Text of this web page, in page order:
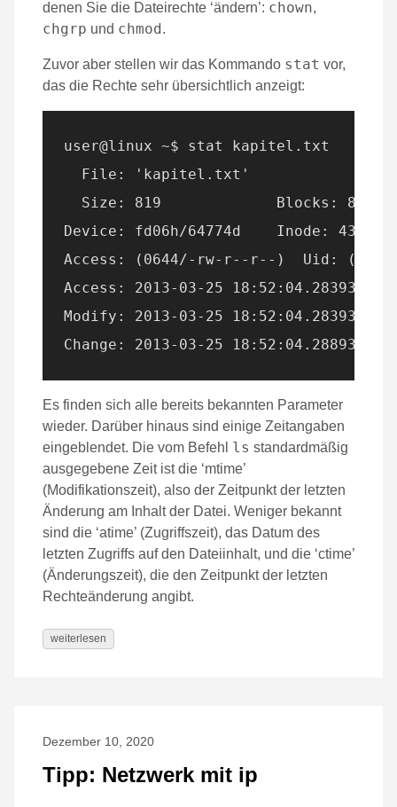
denen Sie die Dateirechte ‘ändern’: chown,
chgrp und chmod.
Zuvor aber stellen wir das Kommando stat vor,
das die Rechte sehr übersichtlich anzeigt:
user@linux ~$ stat kapitel.txt
  File: 'kapitel.txt'
  Size: 819       	Blocks: 8          IO Block: 4096   regular file
Device: fd06h/64774d	Inode: 439267      Links: 1
Access: (0644/-rw-r--r--)  Uid: (
Access: 2013-03-25 18:52:04.283934329
Modify: 2013-03-25 18:52:04.283934329
Es finden sich alle bereits bekannten Parameter
wieder. Darüber hinaus sind einige Zeitangaben
eingeblendet. Die vom Befehl ls standardmäßig
ausgegebene Zeit ist die ‘mtime’
(Modifikationszeit), also der Zeitpunkt der letzten
Änderung am Inhalt der Datei. Weniger bekannt
sind die ‘atime’ (Zugriffszeit), das Datum des
letzten Zugriffs auf den Dateiinhalt, und die ‘ctime’
(Änderungszeit), die den Zeitpunkt der letzten
Rechteänderung angibt.
weiterlesen
Dezember 10, 2020
Tipp: Netzwerk mit ip